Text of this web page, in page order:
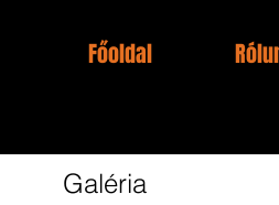
Főoldal
Galéria